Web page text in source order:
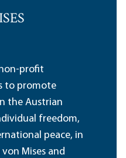
profit
to promote
the Austrian
freedom,
peace, in
Mises and